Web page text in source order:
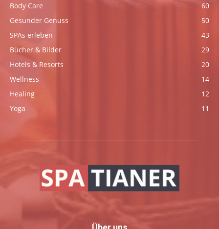
Body Care
60
Gesunder Genuss
50
SPAs erleben
43
Bücher & Bilder
29
Hotels & Resorts
20
Wellness
14
Healing
12
Yoga
11